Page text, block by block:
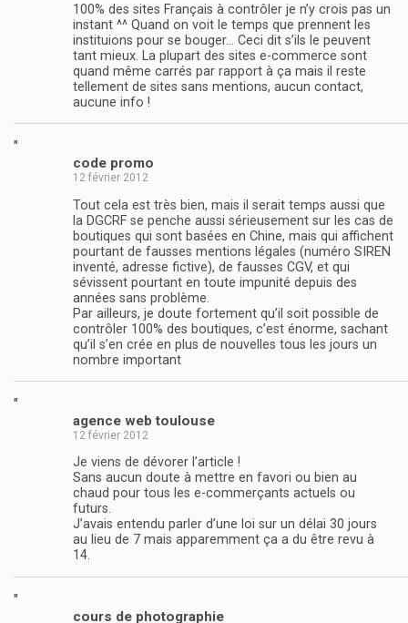
100% des sites Français à contrôler je n’y crois pas un
instant ^^ Quand on voit le temps que prennent les
instituions pour se bouger… Ceci dit s’ils le peuvent
tant mieux. La plupart des sites e-commerce sont
quand même carrés par rapport à ça mais il reste
tellement de sites sans mentions, aucun contact,
aucune info !
"
code promo
12 février 2012
Tout cela est très bien, mais il serait temps aussi que
la DGCRF se penche aussi sérieusement sur les cas de
boutiques qui sont basées en Chine, mais qui affichent
pourtant de fausses mentions légales (numéro SIREN
inventé, adresse fictive), de fausses CGV, et qui
sévissent pourtant en toute impunité depuis des
années sans problème.
Par ailleurs, je doute fortement qu’il soit possible de
contrôler 100% des boutiques, c’est énorme, sachant
qu’il s’en crée en plus de nouvelles tous les jours un
nombre important
"
agence web toulouse
12 février 2012
Je viens de dévorer l’article !
Sans aucun doute à mettre en favori ou bien au
chaud pour tous les e-commerçants actuels ou
futurs.
J’avais entendu parler d’une loi sur un délai 30 jours
au lieu de 7 mais apparemment ça a du être revu à
14.
"
cours de photographie